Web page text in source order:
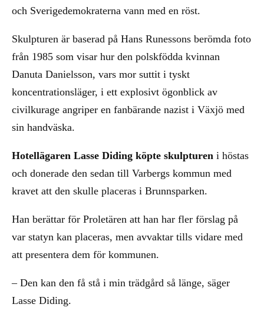
och Sverigedemokraterna vann med en röst.
Skulpturen är baserad på Hans Runessons berömda foto
från 1985 som visar hur den polskfödda kvinnan
Danuta Danielsson, vars mor suttit i tyskt
koncentrationsläger, i ett explosivt ögonblick av
civilkurage angriper en fanbärande nazist i Växjö med
sin handväska.
Hotellägaren Lasse Diding köpte skulpturen i höstas
och donerade den sedan till Varbergs kommun med
kravet att den skulle placeras i Brunnsparken.
Han berättar för Proletären att han har fler förslag på
var statyn kan placeras, men avvaktar tills vidare med
att presentera dem för kommunen.
– Den kan den få stå i min trädgård så länge, säger
Lasse Diding.